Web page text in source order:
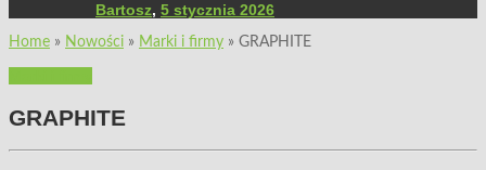
Bartosz, 5 stycznia 2026
Home » Nowości » Marki i firmy » GRAPHITE
GRAPHITE